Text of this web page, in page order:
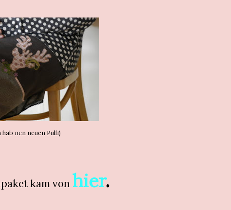
hab nen neuen Pulli)
kam vonhier.